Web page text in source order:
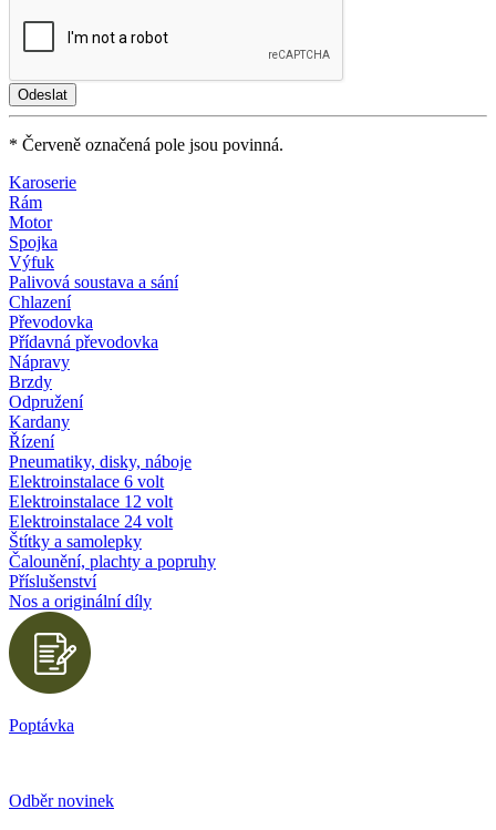
* Červeně označená pole jsou povinná.
Karoserie
Rám
Motor
Spojka
Výfuk
Palivová soustava a sání
Chlazení
Převodovka
Přídavná převodovka
Nápravy
Brzdy
Odpružení
Kardany
Řízení
Pneumatiky, disky, náboje
Elektroinstalace 6 volt
Elektroinstalace 12 volt
Elektroinstalace 24 volt
Štítky a samolepky
Čalounění, plachty a popruhy
Příslušenství
Nos a originální díly
Poptávka
Odběr novinek